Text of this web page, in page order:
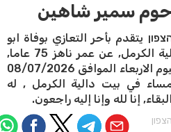
سمير شاهين
يتقدم بأحر التعازي بوفاة ابو
رامي سمير شاهين , من دالية الكرمل, عن عمر ناهز 75 عاما,
ستقام الصلاة على الجنازة اليوم الاربعاء الموافق 08/07/2026
الخامسة (17:00) مساء في بيت دالية الكرمل , له
إنا لله وإنا إليه راجعون.